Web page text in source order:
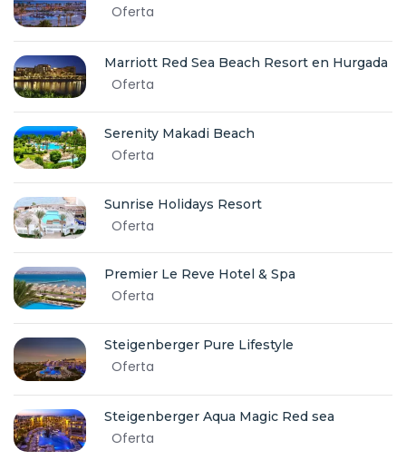
Oferta
Marriott Red Sea Beach Resort en Hurgada
Oferta
Serenity Makadi Beach
Oferta
Sunrise Holidays Resort
Oferta
Premier Le Reve Hotel & Spa
Oferta
Steigenberger Pure Lifestyle
Oferta
Steigenberger Aqua Magic Red sea
Oferta